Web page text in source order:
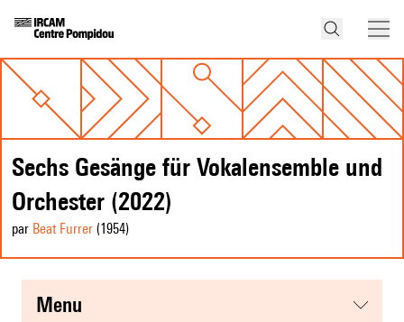
Sechs Gesänge für Vokalensemble und
Orchester (2022)
par Beat Furrer (1954)
menu